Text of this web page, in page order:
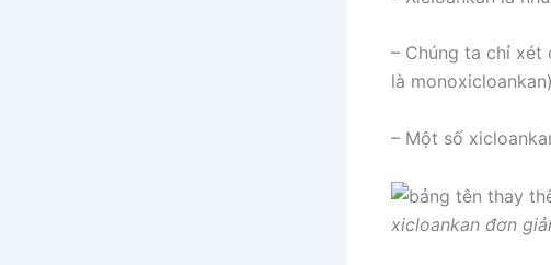
– Chúng ta chỉ
là
– Một số
xicloankan đơn